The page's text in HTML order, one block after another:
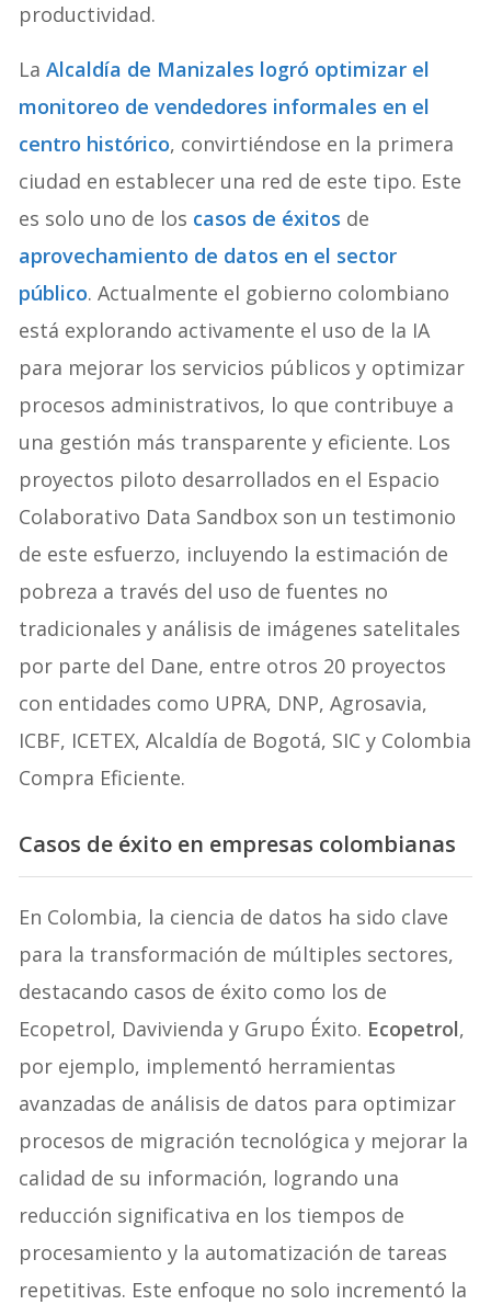
productividad.
LaAlcaldía de Manizales logró optimizar el
monitoreo de vendedores informales en el
centro histórico, convirtiéndose en la primera
ciudad en establecer una red de este tipo. Este
es solo uno de los casos de éxitos de
aprovechamiento de datos en el sector
público. Actualmente el gobierno colombiano
está explorando activamente el uso de la IA
para mejorar los servicios públicos y optimizar
procesos administrativos, lo que contribuye a
una gestión más transparente y eficiente. Los
proyectos piloto desarrollados en el Espacio
Colaborativo Data Sandbox son un testimonio
de este esfuerzo, incluyendo la estimación de
pobreza a través del uso de fuentes no
tradicionales y análisis de imágenes satelitales
por parte del Dane, entre otros 20 proyectos
con entidades como UPRA, DNP, Agrosavia,
ICBF, ICETEX, Alcaldía de Bogotá, SIC y Colombia
Compra Eficiente.
Casos de éxito en empresas colombianas
En Colombia, la ciencia de datos ha sido clave
para la transformación de múltiples sectores,
destacando casos de éxito como los de
Ecopetrol, Davivienda y Grupo Éxito. Ecopetrol,
por ejemplo, implementó herramientas
avanzadas de análisis de datos para optimizar
procesos de migración tecnológica y mejorar la
calidad de su información, logrando una
reducción significativa en los tiempos de
procesamiento y la automatización de tareas
repetitivas. Este enfoque no solo incrementó la